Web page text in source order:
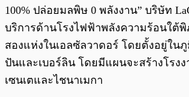
100% ปล่อยมลพิษ 0 พลังงาน” บริษัท
บริการด้านโรงไฟฟ้าพลังความร้อนใต้
สองแห่งในเอลซัลวาดอร์ โดยตั้งอยู่ใน
ปันและเบอร์ลิน โดยมีแผนจะสร้างโรง
เซนเตและไชนาเมกา